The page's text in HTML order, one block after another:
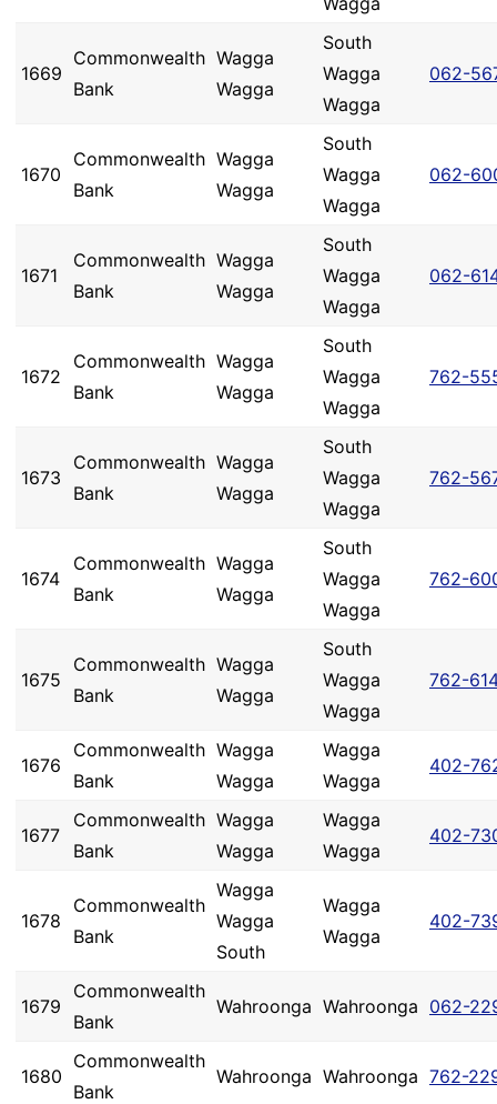
1669
Commonwealth
Bank
Wagga
Wagga
South
Wagga
Wagga
062-
1670
Commonwealth
Bank
Wagga
Wagga
South
Wagga
Wagga
062-
1671
Commonwealth
Bank
Wagga
Wagga
South
Wagga
Wagga
062-
1672
Commonwealth
Bank
Wagga
Wagga
South
Wagga
Wagga
762-
1673
Commonwealth
Bank
Wagga
Wagga
South
Wagga
Wagga
762-
1674
Commonwealth
Bank
Wagga
Wagga
South
Wagga
Wagga
762-
1675
Commonwealth
Bank
Wagga
Wagga
South
Wagga
Wagga
762-
1676
Commonwealth
Bank
Wagga
Wagga
Wagga
Wagga
402-
1677
Commonwealth
Bank
Wagga
Wagga
Wagga
Wagga
402-
1678
Commonwealth
Bank
Wagga
Wagga
South
Wagga
Wagga
402-
1679
Commonwealth
Bank
Wahroonga Wahroonga 062-
1680
Commonwealth
Bank
Wahroonga Wahroonga 762-